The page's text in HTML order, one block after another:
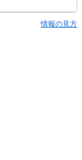
情報の見方